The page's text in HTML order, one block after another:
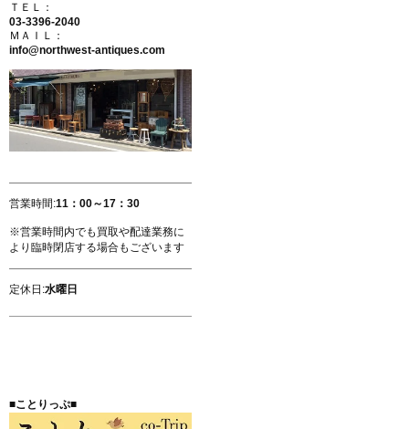
ＴＥＬ：
03-3396-2040
ＭＡＩＬ：
info@northwest-antiques.com
営業時間:11：00～17：30
※営業時間内でも買取や配達業務に
より臨時閉店する場合もございます
定休日:水曜日
■ことりっぷ■